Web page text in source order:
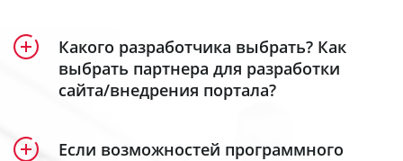
Посмотрите удобную детальную
таблицу
сравнения лицензий, в которой наглядно
представлен функционал каждой из них.
Общие сведения:
лицензиях
«Малый бизнес», «Бизнес»
«Энтерпрайз».
Кроме того, специально для самых
разработали собственнуюeCommerce-
Какого разработчика выбрать? Как
выбрать партнера для разработки
сайта/внедрения портала?
Все зависит от ваших задач и требований. Мы
Если возможностей программного